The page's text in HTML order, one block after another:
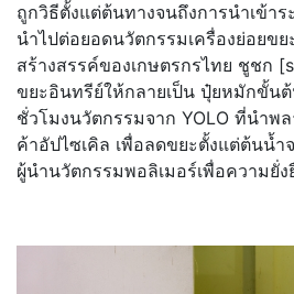
ถูกวิธีตั้งแต่ต้นทางจนถึงการนำเข้า
นำไปต่อยอดนวัตกรรมเครื่องย่อยข
สร้างสรรค์ของเกษตรกรไทย ชูชก
ขยะอินทรีย์ให้กลายเป็น ปุ๋ยหมักขั้นต้
ชั่วโมงนวัตกรรมจาก YOLO ที่นำพ
ค้าอัปไซเคิล เพื่อลดขยะตั้งแต่ต้นน้ำ
ผู้นำนวัตกรรมพอลิเมอร์เพื่อความยั่